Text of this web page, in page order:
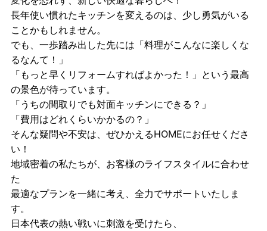
長年使い慣れたキッチンを変えるのは、少し勇気がいる
ことかもしれません。
でも、一歩踏み出した先には「料理がこんなに楽しくな
るなんて！」
「もっと早くリフォームすればよかった！」という最高
の景色が待っています。
「うちの間取りでも対面キッチンにできる？」
「費用はどれくらいかかるの？」
そんな疑問や不安は、ぜひかえるHOMEにお任せくださ
い！
地域密着の私たちが、お客様のライフスタイルに合わせ
た
最適なプランを一緒に考え、全力でサポートいたしま
す。
日本代表の熱い戦いに刺激を受けたら、